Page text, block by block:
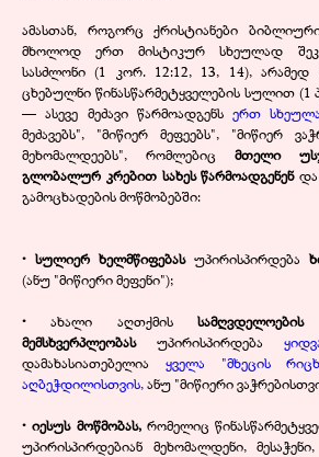
ამასთან, როგორც ქრისტიანები
მხოლოდ ერთ მისტიკურ სხეულად
სასძლონი (1 კორ. 12:12, 13, 14), არამედ
ცხებულნი წინასწარმეტყველების სულით (1
— ასევე მეძავი წარმოადგენსერთ
მეძავებს", "მიწიერ მეფეებს", "მიწიერ
მეხომალდეებს", რომლებიც მთელი
გლობალურ კრებით სახეს წარმოადგენენდა
გამოცხადების მოწმობებში:
• სულიერ ხელმწიფებასუპირისპირდება
(ანუ "მიწიერი მეფენი");
•ახალი აღთქმისსამღვდელოების
მემსხვერპლეობასუპირისპირდება
დამახასიათებელია ყველა "მხეცის
აღბეჭდილისთვის,ანუ "მიწიერი
• იესუს მოწმობას,რომელიც
უპირისპირდებიან მეხომალდენი,